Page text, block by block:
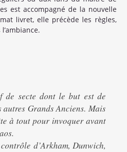
est accompagné de la nouvelle
livret, elle précède les règles,
de secte dont le but est de
Grands Anciens. Mais
à tout pour invoquer avant
d’Arkham, Dunwich,